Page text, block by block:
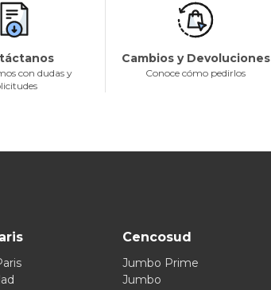
con dudas y
Cambios y Devoluciones
Conoce cómo pedirlos
Cencosud
Jumbo Prime
Jumbo